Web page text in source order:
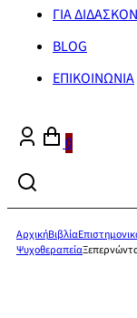
ΓΙΑ
BLOG
ΕΠΙΚΟΙΝΩΝΙΑ
0
ΑρχικήΒιβλία
Ψυχοθεραπεία